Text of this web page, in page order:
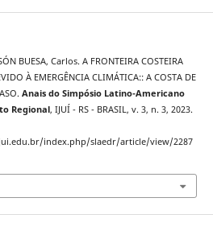
BUESA, Carlos. A FRONTEIRA COSTEIRA
À EMERGÊNCIA CLIMÁTICA:: A COSTA DE
Anais do Simpósio Latino-Americano
Regional, IJUÍ - RS - BRASIL, v. 3, n. 3, 2023.
index.php/slaedr/article/view/2287